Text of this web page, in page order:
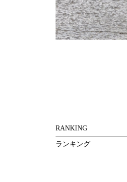
RANKING
ランキング